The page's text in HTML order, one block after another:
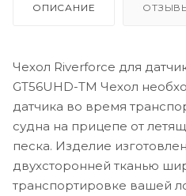
ОПИСАНИЕ
Чехол Riverforce для
GT56UHD-TM Чехол
датчика во время
судна на прицепе от
песка. Изделие
двухсторонней тканью
транспортировке вашей